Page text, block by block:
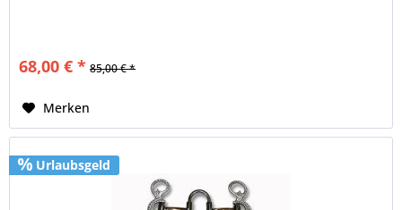
68,00 € * 85,00 € *
Merken
Urlaubsgeld